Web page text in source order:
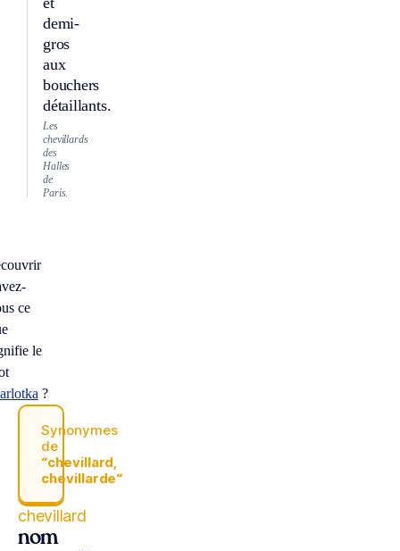
demi-
gros
aux
bouchers
détaillants.
Les
chevillards
des
Halles
de
Paris.
ce
le
?
Synonymes
de
“chevillard,
chevillarde“
chevillard
nom